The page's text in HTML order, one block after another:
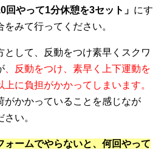
回やって1分休憩を3セット」 にす
みて行ってください。
として、反動をつけ素早くスクワ
、反動をつけ、素早く上下運動を
に負担がかかってしまいます。
がかかっていることを感じなが
い。
ォームでやらないと、何回やって